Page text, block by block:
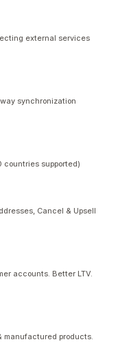
external services
synchronization
countries supported)
Cancel & Upsell
accounts. Better LTV.
manufactured products.